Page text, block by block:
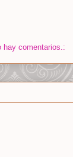
hay comentarios.: